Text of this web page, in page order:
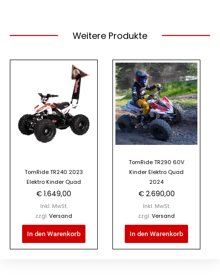
Weitere Produkte
TomRide TR240 2023
Elektro Kinder Quad
€ 1.649,00
Inkl. MwSt.
zzgl. Versand
In den Warenkorb
TomRide TR290 60V
Kinder Elektro Quad
2024
€2.690,00
Inkl. MwSt.
zzgl. Versand
In den Warenkorb